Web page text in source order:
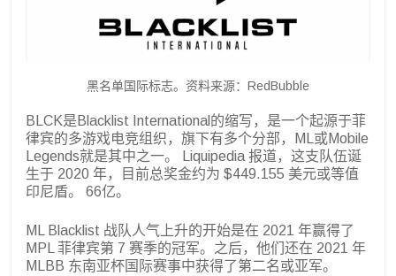
黑名单国际标志。资料来源：RedBubble
BLCK是Blacklist International的缩写，是一个起源于菲
律宾的多游戏电竞组织，旗下有多个分部，ML或Mobile
Legends就是其中之一。 Liquipedia 报道，这支队伍诞
生于 2020 年，目前总奖金约为 $449.155 美元或等值
印尼盾。 66亿。
ML Blacklist 战队人气上升的开始是在 2021 年赢得了
MPL 菲律宾第 7 赛季的冠军。之后，他们还在 2021 年
MLBB 东南亚杯国际赛事中获得了第二名或亚军。